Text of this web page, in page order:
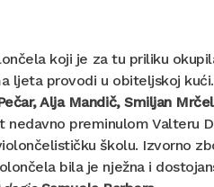
koji je za tu priliku
provodi u obiteljskoj
Alja Mandič, Smiljan
preminulom Valteru
školu. Izvorno
bila je nježna i